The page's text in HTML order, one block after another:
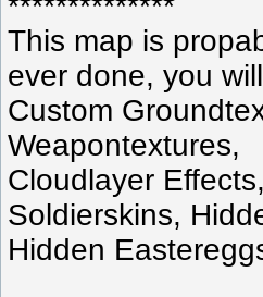
This map is
ever done, you
Custom
Weapontextures,
Cloudlayer
Soldierskins,
Hidden